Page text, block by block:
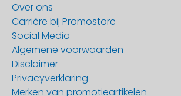
Over ons
Carrière bij Promostore
Social Media
Algemene voorwaarden
Disclaimer
Privacyverklaring
Merken van promotieartikelen